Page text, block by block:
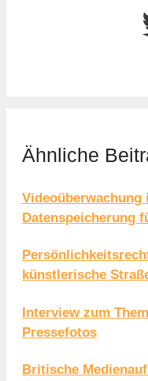
Ähnliche
Videoüberwachung
Datenspeicherung
künstlerische
Interview zum
Pressefotos
Britische